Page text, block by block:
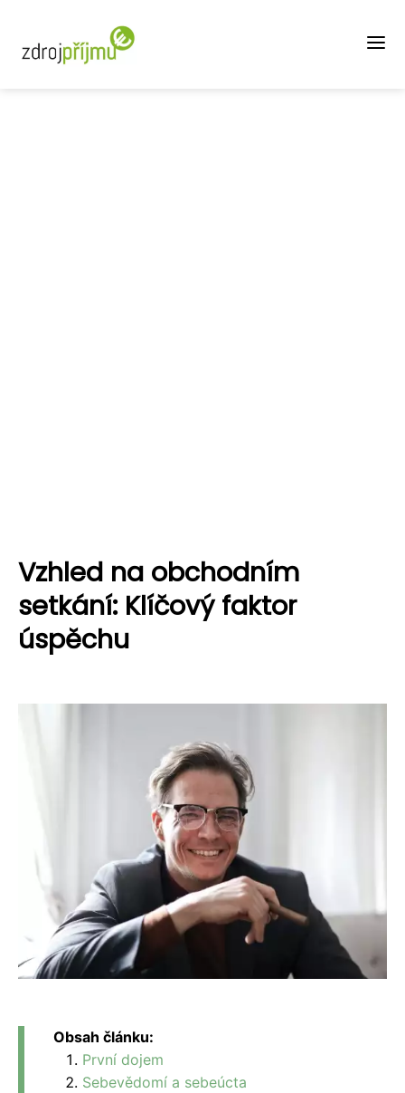
Vzhled na obchodním
setkání: Klíčový faktor
úspěchu
Obsah článku:
První dojem
Sebevědomí a sebeúcta